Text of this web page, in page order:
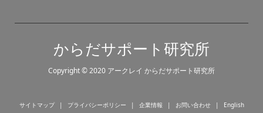
からだサポート研究所
Copyright © 2020 アークレイ からだサポート研究所
サイトマップ プライバシーポリシー 企業情報 お問い合わせ English